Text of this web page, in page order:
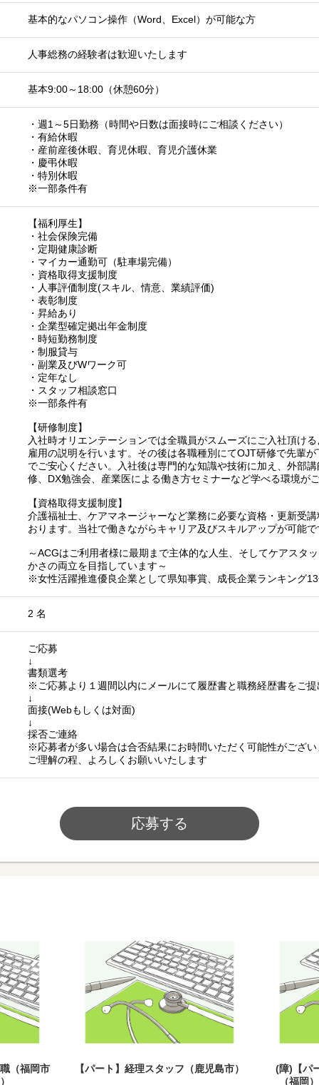
基本的なパソコン操作（Word、Excel）が可能な方
人事総務の経験者は歓迎いたします
基本9:00～18:00（休憩60分）
・週1～5日勤務（時間や日数は面接時にご相談ください）
・有給休暇
・産前産後休暇、育児休暇、育児介護休業
・慶弔休暇
・特別休暇
※一部条件有
【福利厚生】
・社会保険完備
・定期健康診断
・マイカー通勤可（駐車場完備）
・資格取得支援制度
・人事評価制度(スキル、情意、業績評価)
・表彰制度
・昇給あり
・企業型確定拠出年金制度
・時短勤務制度
・制服貸与
・副業及びWワーク可
・定年なし
・スタッフ相談窓口
※一部条件有
【研修制度】
入社時オリエンテーションでは全職員がスムーズにご入社頂け
雇用の説明を行います。その後は各職種別にてOJT研修で先輩
でご安心ください。入社後は専門的な知識や技術に加え、外部
修、DX勉強会、産業医による働き方セミナーなど学べる環境が
【資格取得支援制度】
介護福祉士、ケアマネージャーなど業務に必要な資格・更新受
おります。当社で働きながらキャリア及びスキルアップが可能で
～ACGはご利用者様に最期まで主体的な人生、そしてケアスタ
かさの両立を目指しています～
※女性活躍推進優良企業として県知事賞、成長企業ランキング
2 名
ご応募
↓
書類選考
※ご応募より１週間以内にメールにて履歴書と職務経歴書をご
↓
面接(Webもしくは対面)
↓
採否ご連絡
※応募者が多い場合は合否結果にお時間いただく可能性がござい
ご理解の程、よろしくお願いいたします
応募する
（福岡市
【パート】経理スタッフ（鹿児島市）
(障)【パ
（福岡